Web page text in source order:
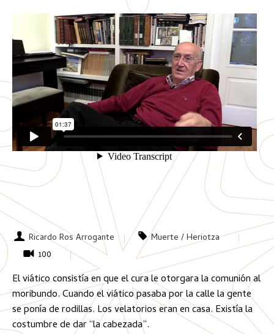
Ricardo Ros Arrogante
Muerte / Heriotza
100
El viático consistía en que el cura le otorgara la comunión al
moribundo. Cuando el viático pasaba por la calle la gente
se ponía de rodillas. Los velatorios eran en casa. Existía la
costumbre de dar “la cabezada”.